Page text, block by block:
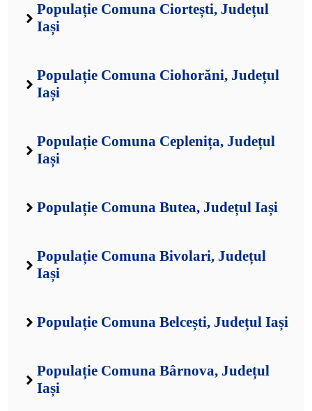
Populație Comuna Ciortești, Județul
Iași
Populație Comuna Ciohorăni, Județul
Iași
Populație Comuna Ceplenița, Județul
Iași
Populație Comuna Butea, Județul Iași
Populație Comuna Bivolari, Județul
Iași
Populație Comuna Belcești, Județul Iași
Populație Comuna Bârnova, Județul
Iași